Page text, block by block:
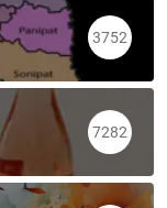
3752
7282